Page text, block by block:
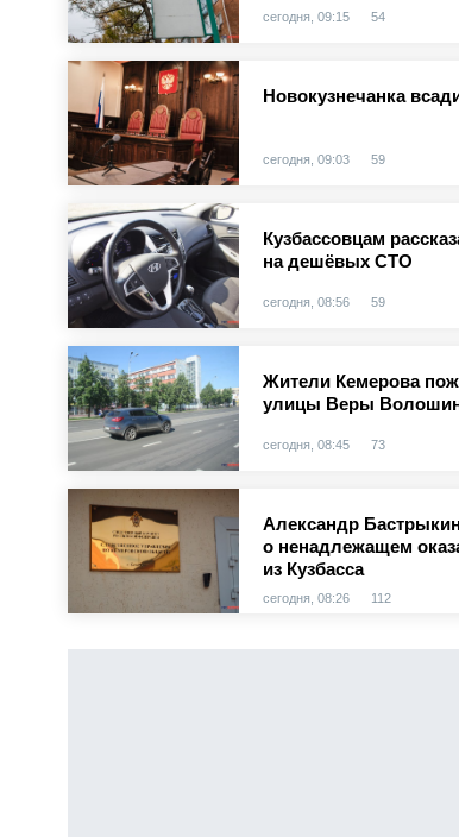
сегодня, 09:15 54
Новокузнечанка
сегодня, 09:03 59
Кузбассовцам
на дешёвых СТО
сегодня, 08:56 59
Жители Кемерова
улицы Веры
сегодня, 08:45 73
Александр
о ненадлежащем
из Кузбасса
сегодня, 08:26 112